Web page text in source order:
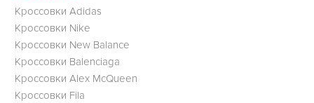
Кроссовки Adidas
Кроссовки Nike
Кроссовки New Balance
Кроссовки Balenciaga
Кроссовки Alex McQueen
Кроссовки Fila